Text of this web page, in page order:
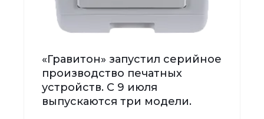
«Гравитон» запустил серийное
производство печатных
устройств. С 9 июля
выпускаются три модели.